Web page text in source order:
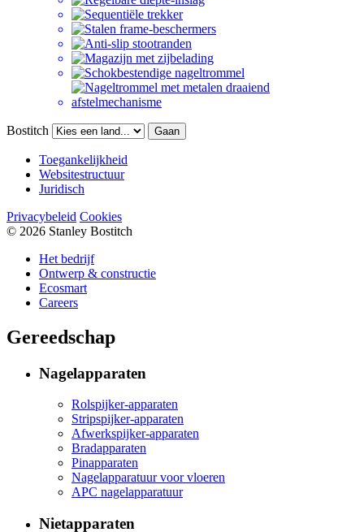
Bostitch Gaan
Toegankelijkheid
Websitestructuur
Juridisch
Privacybeleid Cookies
© 2026 Stanley Bostitch
Het bedrijf
Ontwerp & constructie
Ecosmart
Careers
Gereedschap
Nagelapparaten
Rolspijker-apparaten
Stripspijker-apparaten
Afwerkspijker-apparaten
Bradapparaten
Pinapparaten
Nagelapparatuur voor vloeren
APC nagelapparatuur
Nietapparaten